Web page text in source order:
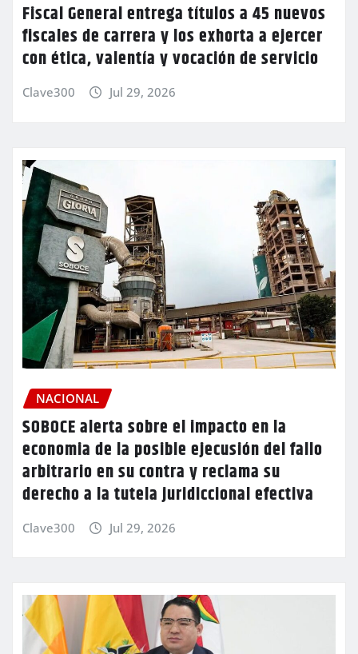
Fiscal General entrega títulos a 45 nuevos
fiscales de carrera y los exhorta a ejercer
con ética, valentía y vocación de servicio
Clave300 Jul 29, 2026
NACIONAL
SOBOCE alerta sobre el impacto en la
economia de la posible ejecusión del fallo
arbitrario en su contra y reclama su
derecho a la tutela juridiccional efectiva
Clave300 Jul 29, 2026